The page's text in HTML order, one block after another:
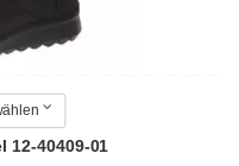
12-40409-01